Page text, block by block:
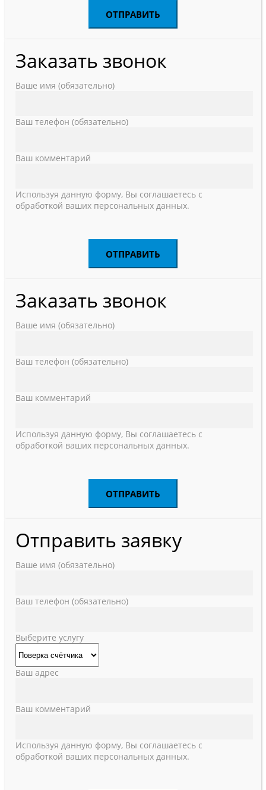
Заказать звонок
Ваше имя (обязательно)
Ваш телефон (обязательно)
Ваш комментарий
Используя данную форму, Вы соглашаетесь с
обработкой ваших персональных данных.
Заказать звонок
Ваше имя (обязательно)
Ваш телефон (обязательно)
Ваш комментарий
Используя данную форму, Вы соглашаетесь с
обработкой ваших персональных данных.
Отправить заявку
Ваше имя (обязательно)
Ваш телефон (обязательно)
Выберите услугу
Ваш адрес
Ваш комментарий
Используя данную форму, Вы соглашаетесь с
обработкой ваших персональных данных.